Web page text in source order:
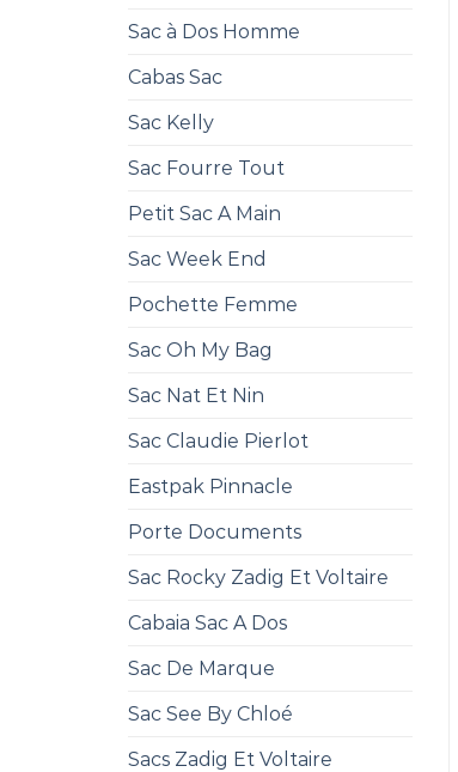
Sac à Dos Homme
Cabas Sac
Sac Kelly
Sac Fourre Tout
Petit Sac A Main
Sac Week End
Pochette Femme
Sac Oh My Bag
Sac Nat Et Nin
Sac Claudie Pierlot
Eastpak Pinnacle
Porte Documents
Sac Rocky Zadig Et Voltaire
Cabaia Sac A Dos
Sac De Marque
Sac See By Chloé
Sacs Zadig Et Voltaire